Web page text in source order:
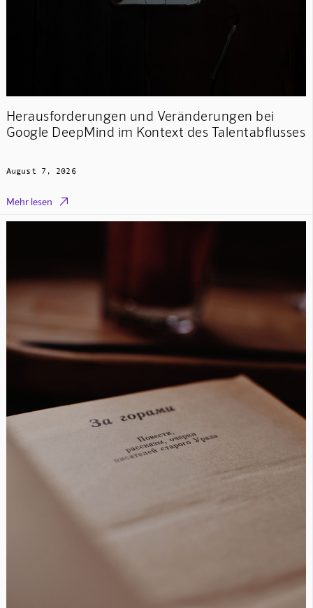
Herausforderungen und Veränderungen bei
Google DeepMind im Kontext des Talentabflusses
August 7, 2026
Mehr lesen 